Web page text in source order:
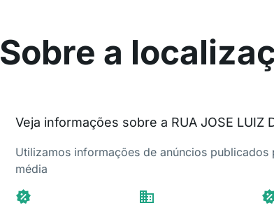
Sobre a
Veja informações sobre a RUA JOSE LUIZ
Utilizamos informações de anúncios
média